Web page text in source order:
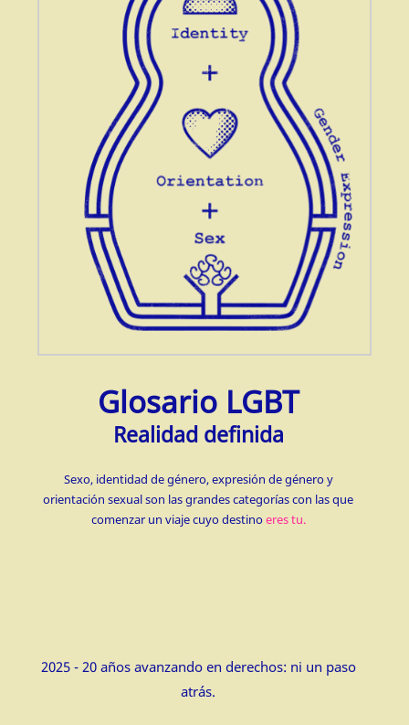
Glosario LGBT
Realidad definida
Sexo, identidad de género, expresión de género y
orientación sexual son las grandes categorías con las que
comenzar un viaje cuyo destinoeres tu.
2025 - 20 años avanzando en derechos: ni un paso
atrás.